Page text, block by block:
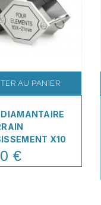
AU PANIER
DIAMANTAIRE
X10
€